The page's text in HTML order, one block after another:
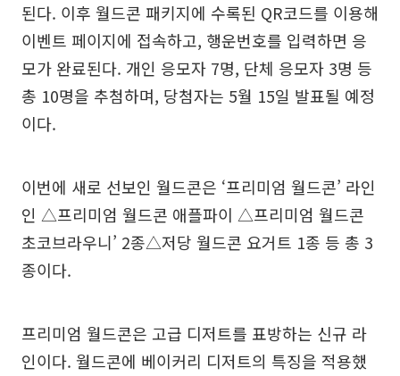
된다. 이후 월드콘 패키지에 수록된 QR코드를 이용해
이벤트 페이지에 접속하고, 행운번호를 입력하면 응
모가 완료된다. 개인 응모자 7명, 단체 응모자 3명 등
총 10명을 추첨하며, 당첨자는 5월 15일 발표될 예정
이다.
이번에 새로 선보인 월드콘은 ‘프리미엄 월드콘’ 라인
인 △프리미엄 월드콘 애플파이 △프리미엄 월드콘
초코브라우니’ 2종△저당 월드콘 요거트 1종 등 총 3
종이다.
프리미엄 월드콘은 고급 디저트를 표방하는 신규 라
인이다. 월드콘에 베이커리 디저트의 특징을 적용했